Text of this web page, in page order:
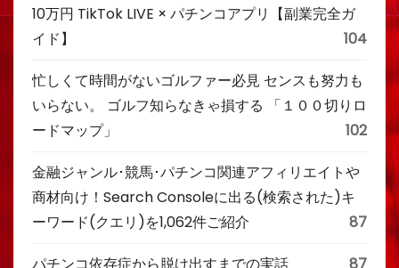
10万円 TikTok LIVE × パチンコアプリ【副業完全ガ
イド】
104
忙しくて時間がないゴルファー必見 センスも努力も
いらない。 ゴルフ知らなきゃ損する 「１００切りロ
ードマップ」
102
金融ジャンル･競馬･パチンコ関連アフィリエイトや
商材向け！Search Consoleに出る(検索された)キ
ーワード(クエリ)を1,062件ご紹介
87